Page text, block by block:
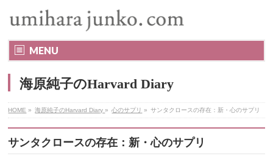
MENU
海原純子のHarvard Diary
HOME » 海原純子のHarvard Diary» 心のサプリ » サンタクロースの存在：新・心のサプリ
サンタクロースの存在：新・心のサプリ